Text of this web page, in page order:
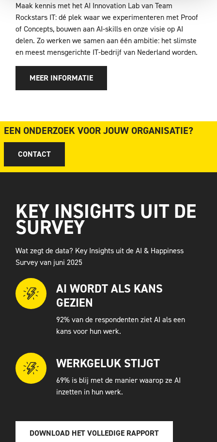
Maak kennis met het AI Innovation Lab van Team
Rockstars IT: dé plek waar we experimenteren met Proof
of Concepts, bouwen aan AI-skills en onze visie op AI
delen. Zo werken we samen aan één ambitie: het slimste
en meest mensgerichte IT-bedrijf van Nederland worden.
MEER INFORMATIE
EEN ONDERZOEK VOOR JOUW ORGANISATIE?
CONTACT
KEY INSIGHTS UIT DE
SURVEY
Wat zegt de data? Key Insights uit de AI & Happiness
Survey van juni 2025
AI WORDT ALS KANS
GEZIEN
92% van de respondenten ziet AI als een
kans voor hun werk.
WERKGELUK STIJGT
69% is blij met de manier waarop ze AI
inzetten in hun werk.
DOWNLOAD HET VOLLEDIGE RAPPORT